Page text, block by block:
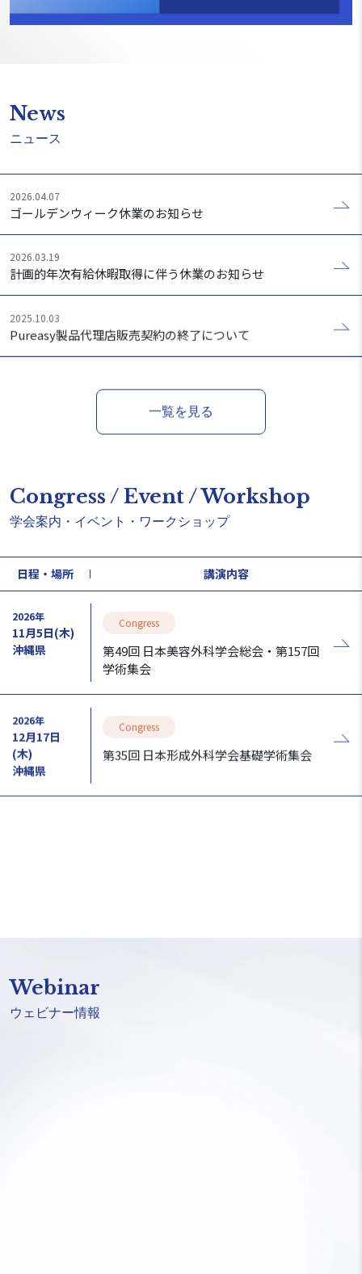
News
ニュース
2026.04.07
ゴールデンウィーク休業のお知らせ
2026.03.19
計画的年次有給休暇取得に伴う休業のお知らせ
2025.10.03
Pureasy製品代理店販売契約の終了について
一覧を見る
Congress / Event / Workshop
学会案内・イベント・ワークショップ
日程・場所 講演内容
2026年
11月5日(木)
沖縄県
Congress
第49回 日本美容外科学会総会・第157回
学術集会
2026年
12月17日
(木)
沖縄県
Congress
第35回 日本形成外科学会基礎学術集会
Webinar
ウェビナー情報